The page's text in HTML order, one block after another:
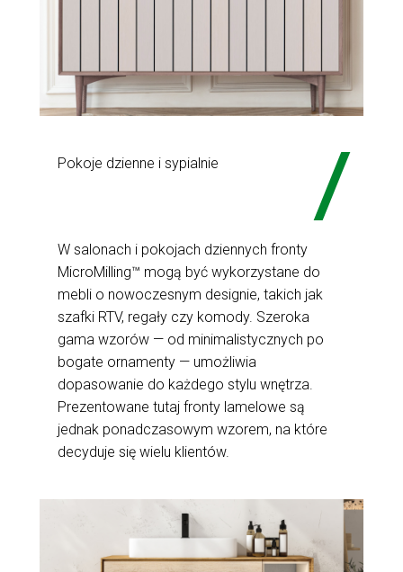
Pokoje dzienne i sypialnie
W salonach i pokojach dziennych fronty
MicroMilling™ mogą być wykorzystane do
mebli o nowoczesnym designie, takich jak
szafki RTV, regały czy komody. Szeroka
gama wzorów — od minimalistycznych po
bogate ornamenty — umożliwia
dopasowanie do każdego stylu wnętrza.
Prezentowane tutaj fronty lamelowe są
jednak ponadczasowym wzorem, na które
decyduje się wielu klientów.